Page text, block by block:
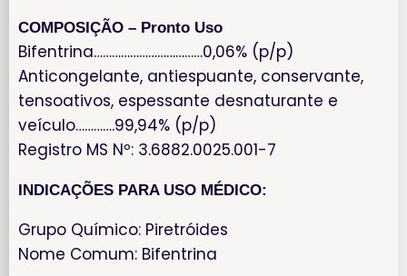
COMPOSIÇÃO – Pronto Uso
Bifentrina………………………………0,06% (p/p)
Anticongelante, antiespuante, conservante,
tensoativos, espessante desnaturante e
veículo………….99,94% (p/p)
Registro MS Nº: 3.6882.0025.001-7
INDICAÇÕES PARA USO MÉDICO:
Grupo Químico: Piretróides
Nome Comum: Bifentrina